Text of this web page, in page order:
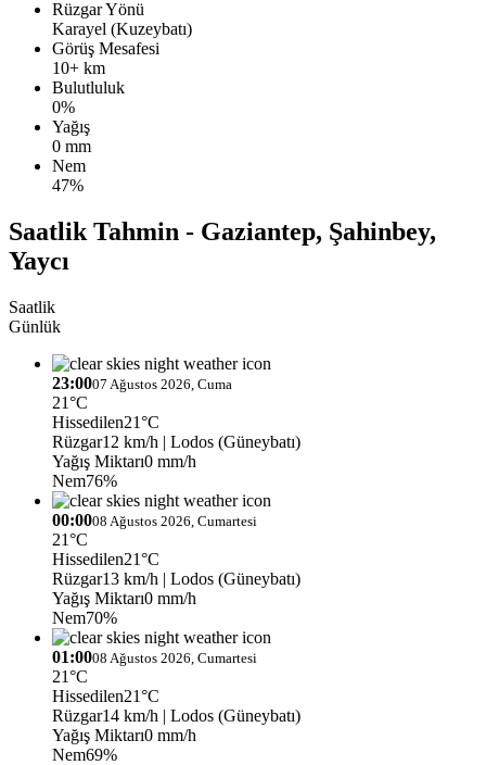
Rüzgar Yönü
Karayel (Kuzeybatı)
Görüş Mesafesi
10+ km
Bulutluluk
0%
Yağış
0 mm
Nem
47%
Saatlik Tahmin - Gaziantep, Şahinbey,
Yaycı
Saatlik
Günlük
23:0007 Ağustos 2026, Cuma
21°C
Hissedilen21°C
Rüzgar12 km/h | Lodos (Güneybatı)
Yağış Miktarı0 mm/h
Nem76%
00:0008 Ağustos 2026, Cumartesi
21°C
Hissedilen21°C
Rüzgar13 km/h | Lodos (Güneybatı)
Yağış Miktarı0 mm/h
Nem70%
01:0008 Ağustos 2026, Cumartesi
21°C
Hissedilen21°C
Rüzgar14 km/h | Lodos (Güneybatı)
Yağış Miktarı0 mm/h
Nem69%